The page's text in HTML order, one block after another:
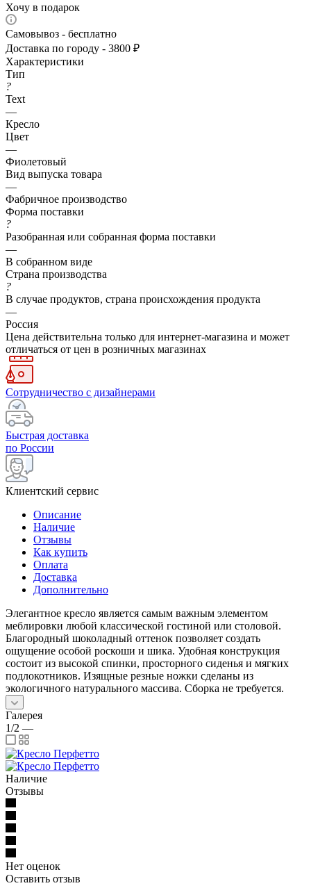
Хочу в подарок
Самовывоз - бесплатно
Доставка по городу - 3800 ₽
Характеристики
Тип
?
Text
—
Кресло
Цвет
—
Фиолетовый
Вид выпуска товара
—
Фабричное производство
Форма поставки
?
Разобранная или собранная форма поставки
—
В собранном виде
Страна производства
?
В случае продуктов, страна происхождения продукта
—
Россия
Цена действительна только для интернет-магазина и может
отличаться от цен в розничных магазинах
Сотрудничество с дизайнерами
Быстрая доставка
по России
Клиентский сервис
Описание
Наличие
Отзывы
Как купить
Оплата
Доставка
Дополнительно
Элегантное кресло является самым важным элементом
меблировки любой классической гостиной или столовой.
Благородный шоколадный оттенок позволяет создать
ощущение особой роскоши и шика. Удобная конструкция
состоит из высокой спинки, просторного сиденья и мягких
подлокотников. Изящные резные ножки сделаны из
экологичного натурального массива. Сборка не требуется.
Галерея
1/2 —
Наличие
Отзывы
Нет оценок
Оставить отзыв